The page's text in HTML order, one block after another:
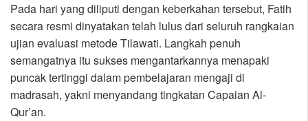
Pada hari yang diliputi dengan keberkahan tersebut, Fatih
secara resmi dinyatakan telah lulus dari seluruh rangkaian
ujian evaluasi metode Tilawati. Langkah penuh
semangatnya itu sukses mengantarkannya menapaki
puncak tertinggi dalam pembelajaran mengaji di
madrasah, yakni menyandang tingkatan Capaian Al-
Qur’an.